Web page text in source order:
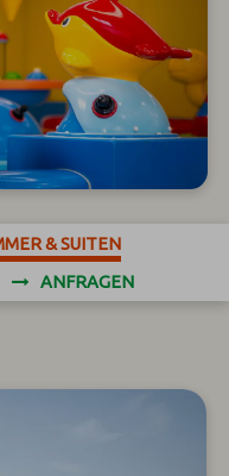
& SUITEN
ANFRAGEN